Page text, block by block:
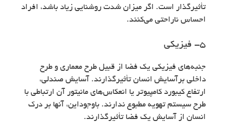
تأثیرگذار است. اگر میزان شدت روشنایی زیاد باشد، افراد
احساس ناراحتی می‌کنند.
۵- فیزیکی
جنبه‌های فیزیکی یک فضا از قبیل طرح معماری و طرح
داخلی برآسایش انسان تأثیرگذارند. آسایش صندلی،
ارتفاع کیبورد کامپیوتر یا انعکاس‌های مانیتور آن ارتباطی با
طرح سیستم تهویه مطبوع ندارند. باوجوداین، آنها بر درک
انسان از آسایش یک فضا تأثیرگذارند.